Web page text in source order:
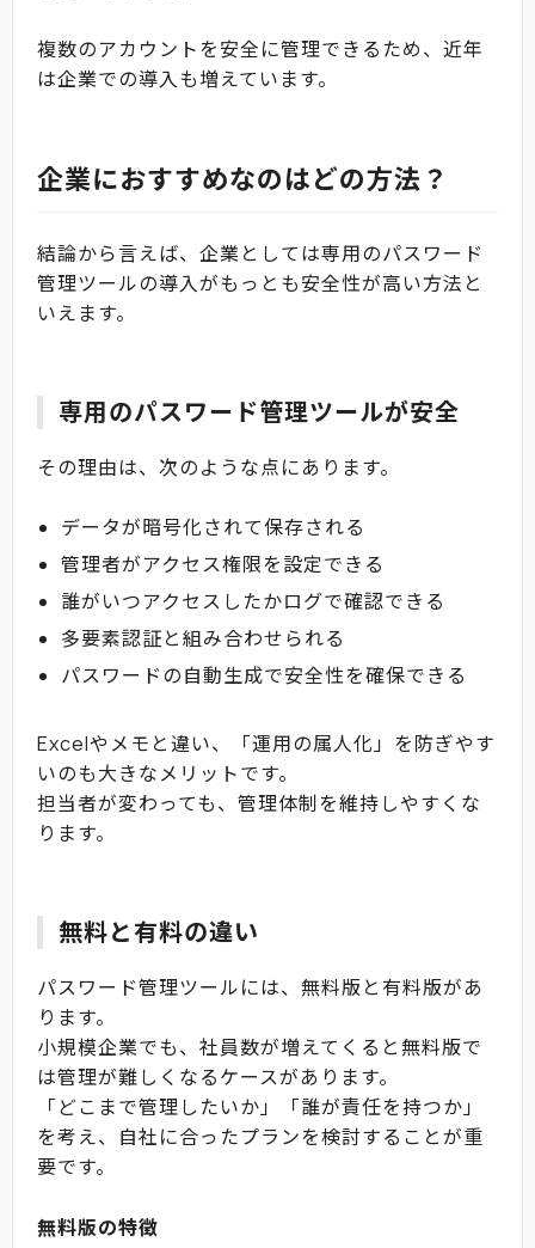
複数のアカウントを安全に管理できるため、近年
は企業での導入も増えています。
企業におすすめなのはどの方法？
結論から言えば、企業としては専用のパスワード
管理ツールの導入がもっとも安全性が高い方法と
いえます。
専用のパスワード管理ツールが安全
その理由は、次のような点にあります。
データが暗号化されて保存される
管理者がアクセス権限を設定できる
誰がいつアクセスしたかログで確認できる
多要素認証と組み合わせられる
パスワードの自動生成で安全性を確保できる
Excelやメモと違い、「運用の属人化」を防ぎやす
いのも大きなメリットです。
担当者が変わっても、管理体制を維持しやすくな
ります。
無料と有料の違い
パスワード管理ツールには、無料版と有料版があ
ります。
小規模企業でも、社員数が増えてくると無料版で
は管理が難しくなるケースがあります。
「どこまで管理したいか」「誰が責任を持つか」
を考え、自社に合ったプランを検討することが重
要です。
無料版の特徴